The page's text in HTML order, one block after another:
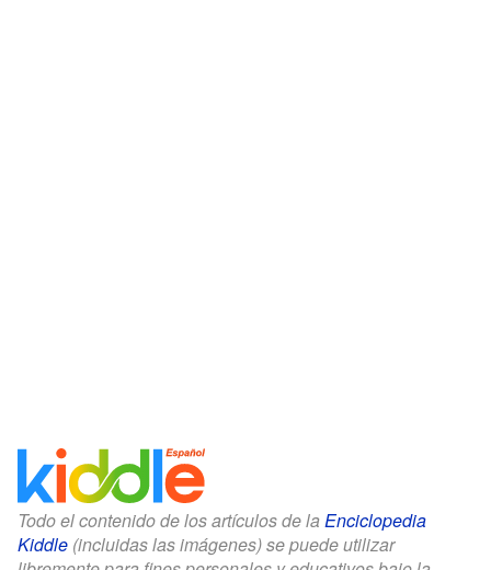
Todo el contenido de los artículos de la Enciclopedia
Kiddle (incluidas las imágenes) se puede utilizar